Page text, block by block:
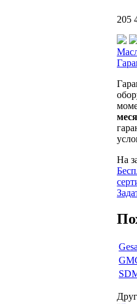
205
На